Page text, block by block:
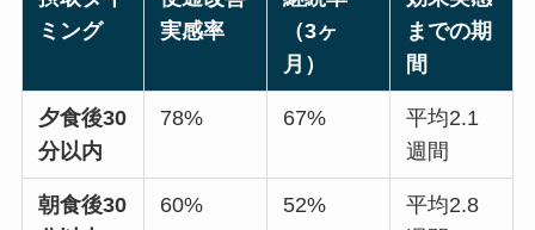
ミング
実感率
（3ヶ
月）
までの期
間
夕食後30
分以内
78% 67%
平均2.1
週間
朝食後30
60% 52%
平均2.8